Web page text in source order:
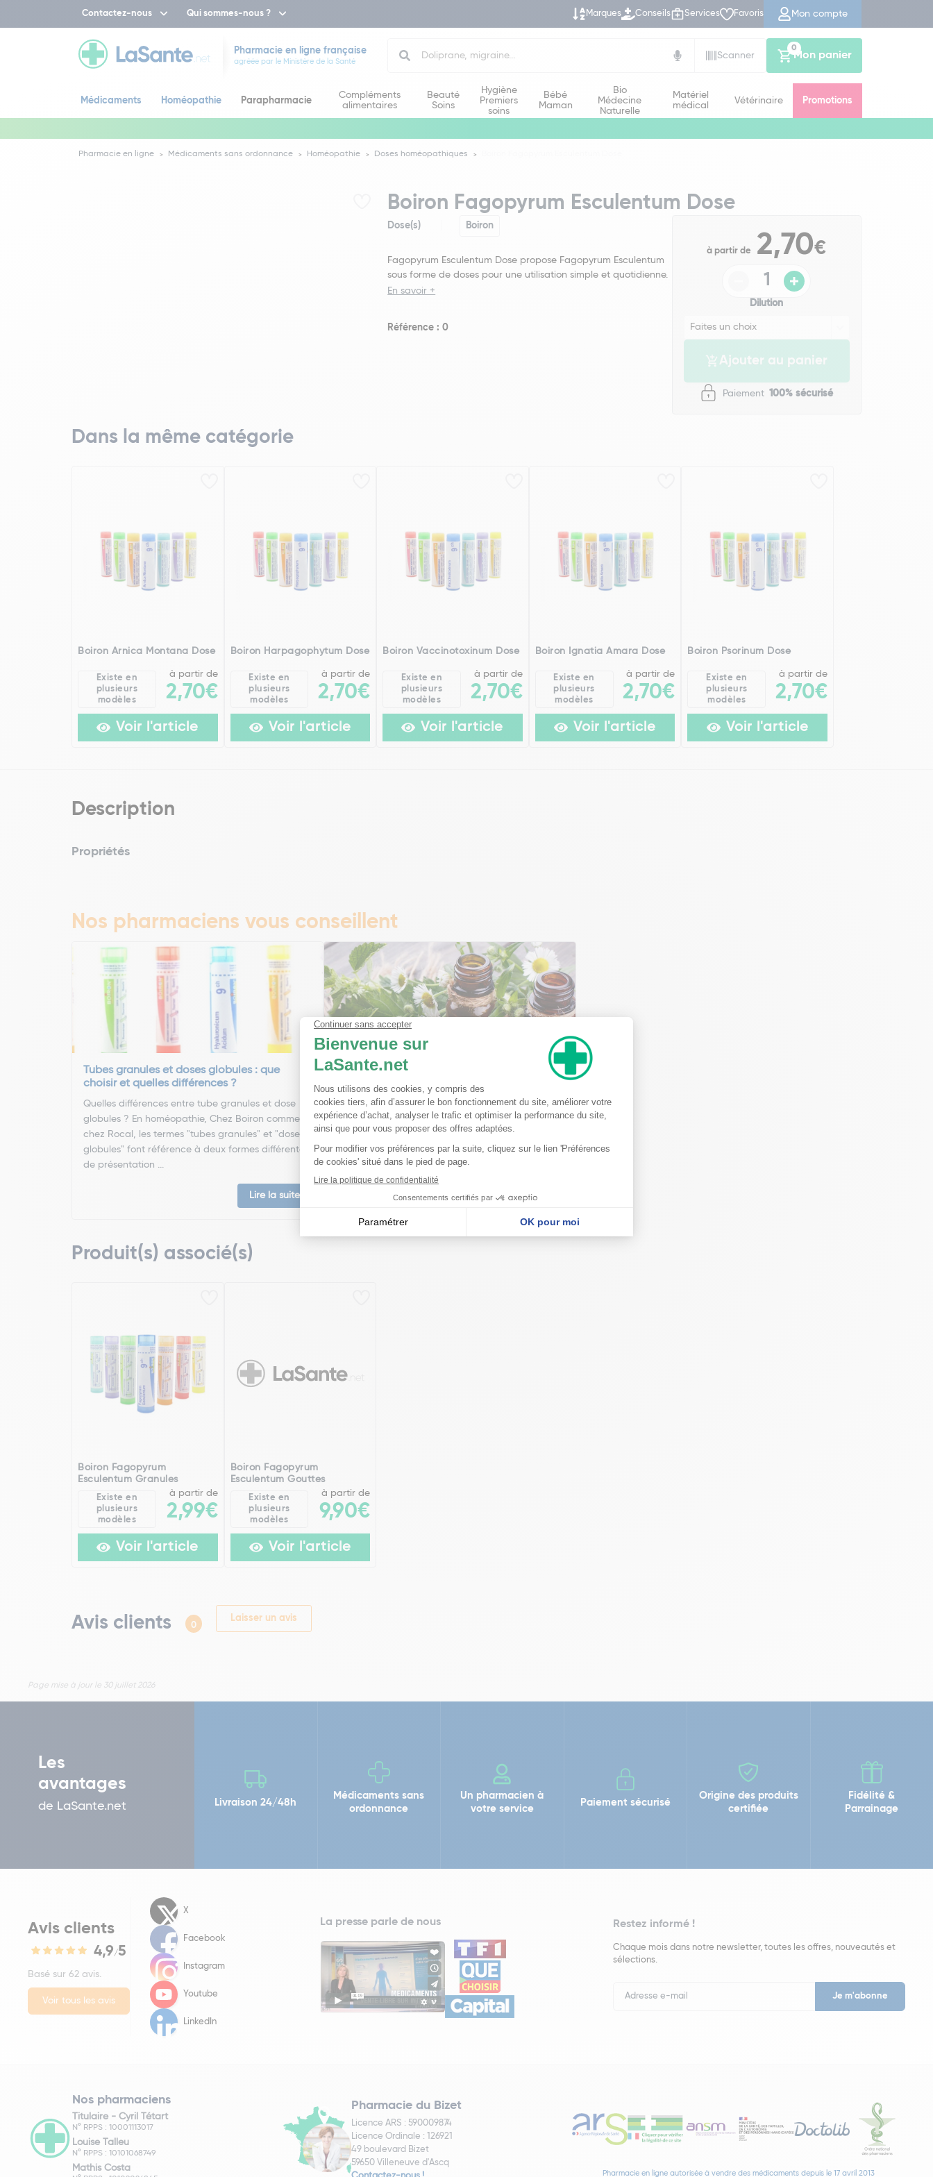
Contactez-nous Qui sommes-nous ? Marques Conseils Services Favoris Mon compte
Pharmacie en ligne française
agréée par le Ministère de la Santé
Scanner
Mon panier
0
Médicaments Homéopathie Parapharmacie
Compléments
alimentaires
Beauté
Soins
Hygiène
Premiers
soins
Bébé
Maman
Bio
Médecine
Naturelle
Matériel
médical
Vétérinaire Promotions
Pharmacie en ligne Médicaments sans ordonnance Homéopathie Doses homéopathiques
Boiron Fagopyrum Esculentum Dose
Dose(s) Boiron
Fagopyrum Esculentum Dose propose Fagopyrum Esculentum
sous forme de doses pour une utilisation simple et quotidienne.
En savoir +
Référence : 0
à partir de 2,70€
Dilution
Ajouter au panier
Paiement 100% sécurisé
Dans la même catégorie
Boiron Arnica Montana Dose
Existe en
plusieurs
modèles
à partir de
2,70€
Voir l'article
Boiron Harpagophytum Dose
Existe en
plusieurs
modèles
à partir de
2,70€
Voir l'article
Boiron Vaccinotoxinum Dose
Existe en
plusieurs
modèles
à partir de
2,70€
Voir l'article
Boiron Ignatia Amara Dose
Existe en
plusieurs
modèles
à partir de
2,70€
Voir l'article
Boiron Psorinum Dose
Existe en
plusieurs
modèles
à partir de
2,70€
Voir l'article
Description
Propriétés
Nos pharmaciens vous conseillent
Tubes granules et doses globules : que
choisir et quelles différences ?
Quelles différences entre tube granules et dose
globules ? En homéopathie, Chez Boiron comme
chez Rocal, les termes "tubes granules" et "doses
globules" font référence à deux formes différentes
de présentation ...
Lire la suite
Ma trousse à pharmacie homéopathique
Ceci est un petit guide pratique des traitements
homéopathiques à avoir chez soi ! L'homéopathie
est une disciple à part entière dans l'arsenal
thérapeutique. Celle-ci est basée sur le principe
qu'une ...
Lire la suite
Produit(s) associé(s)
Boiron Fagopyrum
Esculentum Granules
Existe en
plusieurs
modèles
à partir de
2,99€
Voir l'article
Boiron Fagopyrum
Esculentum Gouttes
Existe en
plusieurs
modèles
à partir de
9,90€
Voir l'article
Avis clients 0
Laisser un avis
Page mise à jour le 30 juillet 2026
Les
avantages
de LaSante.net Livraison 24/48h
Médicaments sans
ordonnance
Un pharmacien à
votre service
Paiement sécurisé
Origine des produits
certifiée
Fidélité &
Parrainage
Avis clients
4,9/5
Basé sur 62 avis.
Voir tous les avis
X
Facebook
Instagram
Youtube
LinkedIn
La presse parle de nous Restez informé !
Chaque mois dans notre newsletter, toutes les offres, nouveautés et
sélections.
Newsletter
Nos pharmaciens
Titulaire - Cyril Tétart
N° RPPS : 10001113017
Louise Talleu
N° RPPS : 10101068749
Mathis Costa
Pharmacie du Bizet
Licence ARS : 590009874
Licence Ordinale : 126921
49 boulevard Bizet
59650 Villeneuve d'Ascq
Pharmacie en ligne autorisée à vendre des médicaments depuis le 17 avril 2013